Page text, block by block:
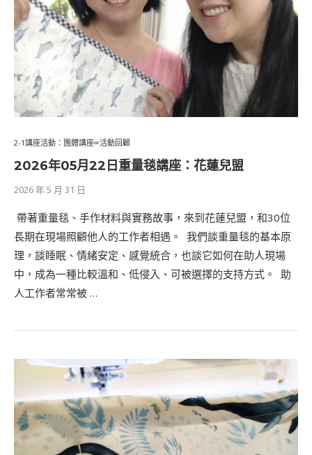
2-1講座活動：團體講座∞活動回顧
2026年05⽉22⽇重量毯講座：花蓮兒盟
2026 年 5 月 31 日
​ 帶著重量毯、手作材料與實務故事，來到花蓮兒盟，和30位
長期在現場照顧他人的工作者相遇。 ​ 我們談重量毯的基本原
理，談睡眠、情緒安定、感覺統合，也談它如何在助人現場
中，成為一種比較溫和、低侵入、可被選擇的支持方式。 ​ 助
人工作者常常被 …